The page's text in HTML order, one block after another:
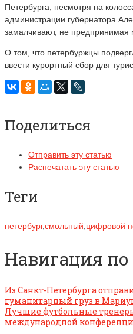
Петербурга, несмотря на
администрации губернатора
замалчивают, не предпринимая
О том, что петербуржцы
ввести курортный сбор для
Поделиться
Отправить эту статью
Распечатать эту статью
Теги
петербург,смольный цифровой
Навигация
Из Санкт-Петербурга
гуманитарный груз в
Лучшие футбольные
международной